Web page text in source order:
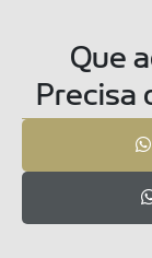
Que
Precisa